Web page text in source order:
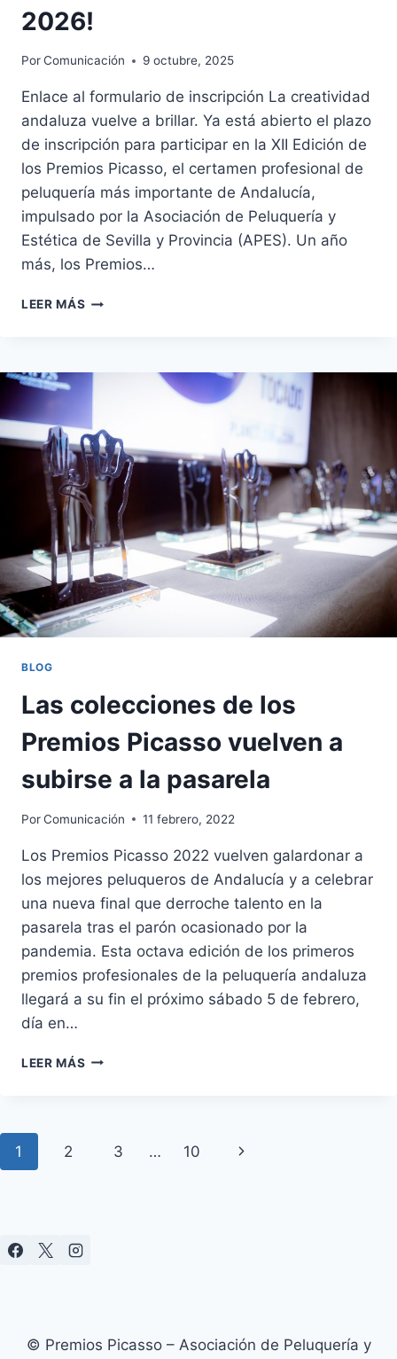
2026!
PorComunicación 9 octubre, 2025
Enlace al formulario de inscripción La creatividad
andaluza vuelve a brillar. Ya está abierto el plazo
de inscripción para participar en la XII Edición de
los Premios Picasso, el certamen profesional de
peluquería más importante de Andalucía,
impulsado por la Asociación de Peluquería y
Estética de Sevilla y Provincia (APES). Un año
más, los Premios…
LEER MÁS ¡ABIERTAS
LOS
PICASSO
2026!
BLOG
Las colecciones de los
Premios Picasso vuelven a
subirse a la pasarela
PorComunicación 11 febrero, 2022
Los Premios Picasso 2022 vuelven galardonar a
los mejores peluqueros de Andalucía y a celebrar
una nueva final que derroche talento en la
pasarela tras el parón ocasionado por la
pandemia. Esta octava edición de los primeros
premios profesionales de la peluquería andaluza
llegará a su fin el próximo sábado 5 de febrero,
día en…
LEER MÁS LAS
PICASSO
Navegación
1 2 3 … 10
Siguiente
© Premios Picasso – Asociación de Peluquería y